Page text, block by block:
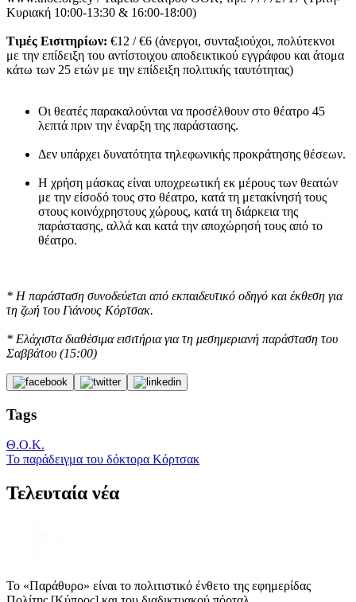
Κυριακή 10:00-13:30 & 16:00-18:00)
Τιμές Εισιτηρίων: €12 / €6 (άνεργοι, συνταξιούχοι, πολύτεκνοι
με την επίδειξη του αντίστοιχου αποδεικτικού εγγράφου και άτομα
κάτω των 25 ετών με την επίδειξη πολιτικής ταυτότητας)
Οι θεατές παρακαλούνται να προσέλθουν στο θέατρο 45
λεπτά πριν την έναρξη της παράστασης.
Δεν υπάρχει δυνατότητα τηλεφωνικής προκράτησης θέσεων.
H χρήση μάσκας είναι υποχρεωτική εκ μέρους των θεατών
με την είσοδό τους στο θέατρο, κατά τη μετακίνησή τους
στους κοινόχρηστους χώρους, κατά τη διάρκεια της
παράστασης, αλλά και κατά την αποχώρησή τους από το
θέατρο.
* Η παράσταση συνοδεύεται από εκπαιδευτικό οδηγό και έκθεση για
τη ζωή του Γιάνους Κόρτσακ.
* Ελάχιστα διαθέσιμα εισιτήρια για τη μεσημεριανή παράσταση του
Σαββάτου (15:00)
Tags
Θ.Ο.Κ.
Το παράδειγμα του δόκτορα Κόρτσακ
Τελευταία νέα
Το «Παράθυρο» είναι το πολιτιστικό ένθετο της εφημερίδας